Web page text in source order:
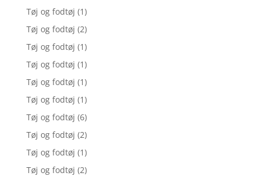
Tøj og fodtøj (1)
Tøj og fodtøj (2)
Tøj og fodtøj (1)
Tøj og fodtøj (1)
Tøj og fodtøj (1)
Tøj og fodtøj (1)
Tøj og fodtøj (6)
Tøj og fodtøj (2)
Tøj og fodtøj (1)
Tøj og fodtøj (2)